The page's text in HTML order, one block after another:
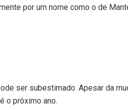
por um nome como o de
ser subestimado. Apesar da
o próximo ano.